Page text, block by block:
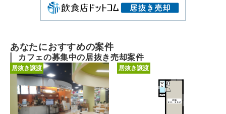
あなたにおすすめの案件
カフェの募集中の居抜き売却案件
居抜き譲渡 居抜き譲渡